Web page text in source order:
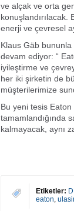
ve alçak ve orta
enerji ve çevresel
Klaus Gäb bununla
devam ediyor: “
iyileştirme ve
her iki şirketin de
müşterilerimize
Bu yeni tesis
tamamlandığında
kalmayacak, aynı
Etiketler:
eaton,